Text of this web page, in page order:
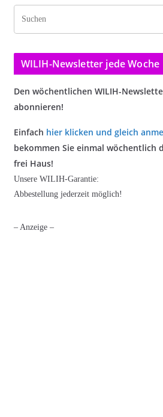
WILIH-Newsletter jede Woche
Den wöchentlichen WILIH-
abonnieren!
Einfach hier klicken und gleich
bekommen Sie einmal wöchentlich
frei Haus!
Unsere WILIH-Garantie:
Abbestellung jederzeit möglich!
– Anzeige –